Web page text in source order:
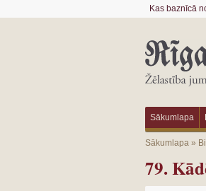
Kas baznīcā
Sākumlapa
Sākumlapa»
79.